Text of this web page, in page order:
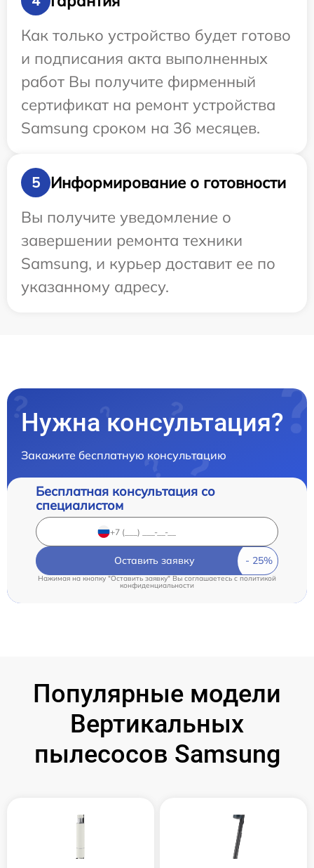
Как только устройство будет готово
и подписания акта выполненных
работ Вы получите фирменный
сертификат на ремонт устройства
Samsung сроком на 36 месяцев.
5
Информирование о готовности
Вы получите уведомление о
завершении ремонта техники
Samsung, и курьер доставит ее по
указанному адресу.
Нужна консультация?
Закажите бесплатную консультацию
Бесплатная консультация со
специалистом
Оставить заявку
Нажимая на кнопку "Оставить заявку" Вы соглашаетесь c политикой
конфиденциальности
Популярные модели
Вертикальных
пылесосов Samsung